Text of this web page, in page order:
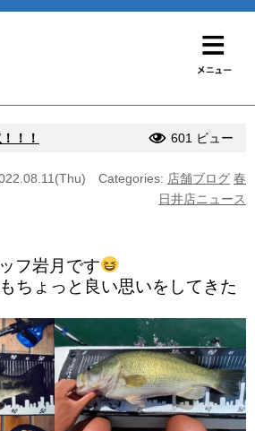
！！ 601 ビュー
Categories: 店舗ブログ 春
日井店ニュース
フ岩月です
ちょっと良い思いをしてきた